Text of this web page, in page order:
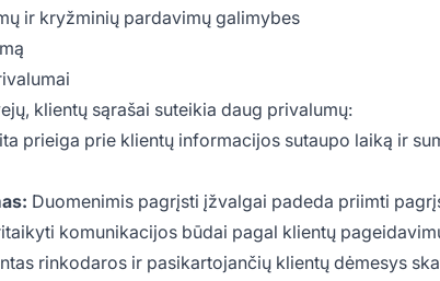
ir kryžminių pardavimų galimybes
klientų sąrašai suteikia daug privalumų:
prieiga prie klientų informacijos sutaupo laiką ir
Duomenimis pagrįsti įžvalgai padeda priimti
komunikacijos būdai pagal klientų
rinkodaros ir pasikartojančių klientų dėmesys